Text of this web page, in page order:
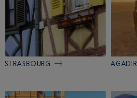
STRASBOURG AGADIR